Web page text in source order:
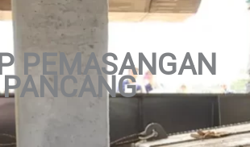
PEMASANGAN
PANCANG